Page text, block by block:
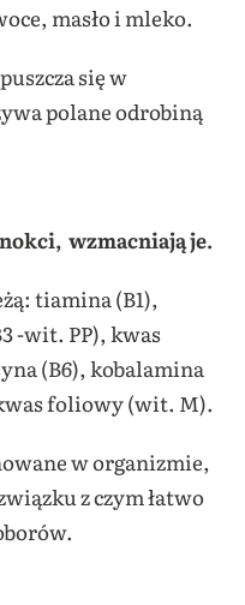
masło i mleko.
się w
polane odrobiną
wzmacniają je.
tiamina (B1),
-wit. PP), kwas
(B6), kobalamina
foliowy (wit. M).
w organizmie,
z czym łatwo